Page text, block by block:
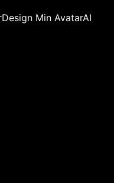
Design Min AvatarAI